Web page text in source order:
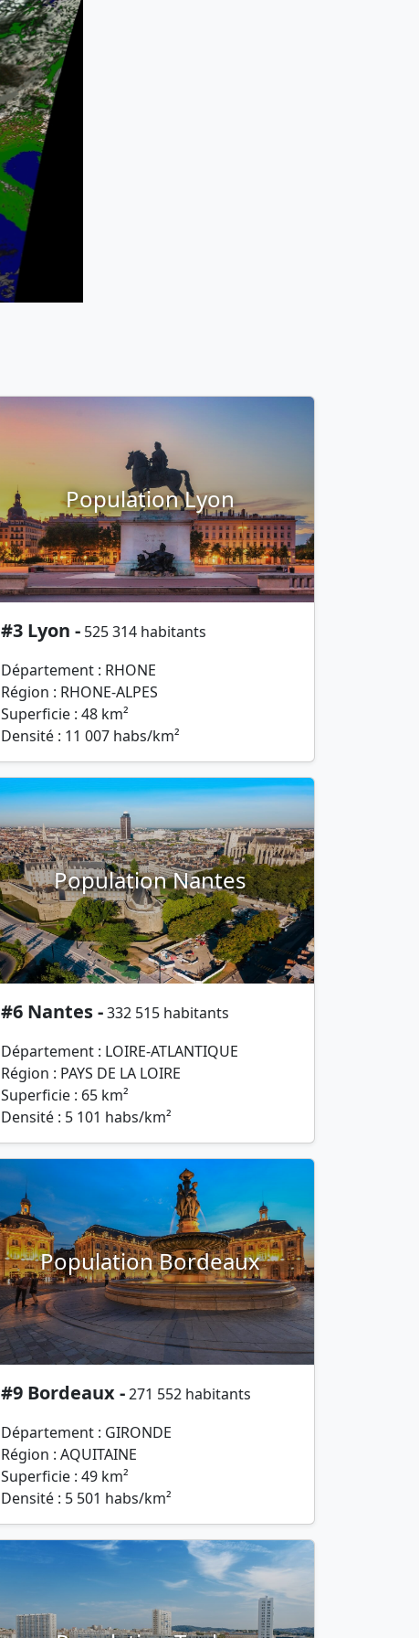
Population Lyon
#3 Lyon - 525 314 habitants
Département : RHONE
Région : RHONE-ALPES
Superficie : 48 km²
Densité : 11 007 habs/km²
Population Nantes
#6 Nantes -332 515 habitants
Département : LOIRE-ATLANTIQUE
Région : PAYS DE LA LOIRE
Superficie : 65 km²
Densité : 5 101 habs/km²
Population Bordeaux
#9 Bordeaux -271 552 habitants
Département : GIRONDE
Région : AQUITAINE
Superficie : 49 km²
Densité : 5 501 habs/km²